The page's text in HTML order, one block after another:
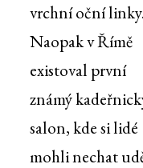
vrchní oční linky.
Naopak v Římě
existoval první
známý
salon, kde si lidé
mohli nechat